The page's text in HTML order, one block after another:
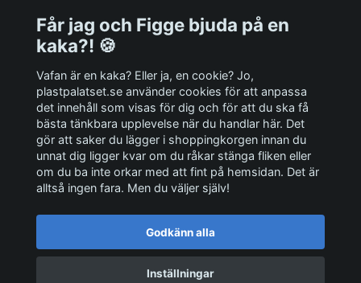
Andra viktiga länkar:
Sociala medier
© 2026 Plastpalatset
Får jag och Figge bjuda på en
kaka?! 🍪
Vafan är en kaka? Eller ja, en cookie? Jo,
plastpalatset.se använder cookies för att anpassa
det innehåll som visas för dig och för att du ska få
bästa tänkbara upplevelse när du handlar här. Det
gör att saker du lägger i shoppingkorgen innan du
unnat dig ligger kvar om du råkar stänga fliken eller
om du ba inte orkar med att fint på hemsidan. Det är
alltså ingen fara. Men du väljer själv!
Godkänn alla
Inställningar